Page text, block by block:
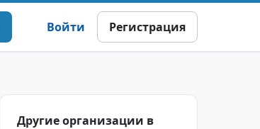
Войти Регистрация
Другие организации в